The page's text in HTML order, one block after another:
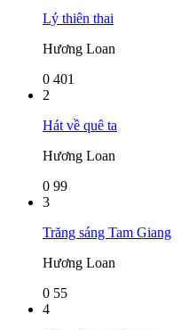
Lý thiên thai
Hương Loan
0 401
2
Hát về quê ta
Hương Loan
0 99
3
Trăng sáng Tam Giang
Hương Loan
0 55
4